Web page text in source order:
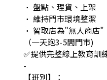
• 盤點、理貨、上架
• 維持門市環境整潔
• 智取店為"無人商店"
（一天跑3-5間門市)
✅提供完整線上教育訓
-
【班別】：